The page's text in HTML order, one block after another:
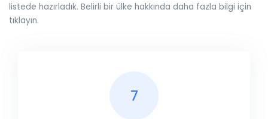
listede hazırladık. Belirli bir ülke hakkında daha fazla bilgi için
tıklayın.
7